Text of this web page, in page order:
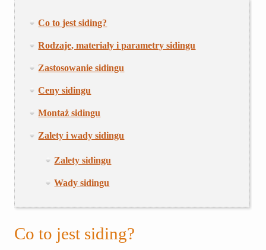
Co to jest siding?
Rodzaje, materiały i parametry sidingu
Zastosowanie sidingu
Ceny sidingu
Montaż sidingu
Zalety i wady sidingu
Zalety sidingu
Wady sidingu
Co to jest siding?